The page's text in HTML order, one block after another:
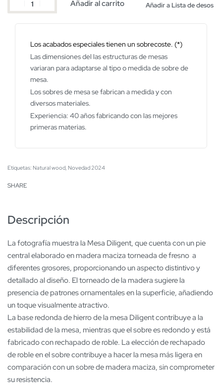
Añadir al carrito Añadir a Lista de desos
Los acabados especiales tienen un sobrecoste. (*)
Las dimensiones del las estructuras de mesas
variaran para adaptarse al tipo o medida de sobre de
mesa.
Los sobres de mesa se fabrican a medida y con
diversos materiales.
Experiencia: 40 años fabricando con las mejores
primeras materias.
Etiquetas: Natural wood, Novedad 2024
SHARE
Descripción
La fotografía muestra la Mesa Diligent, que cuenta con un pie
central elaborado en madera maciza torneada de fresno a
diferentes grosores, proporcionando un aspecto distintivo y
detallado al diseño. El torneado de la madera sugiere la
presencia de patrones ornamentales en la superficie, añadiendo
un toque visualmente atractivo.
La base redonda de hierro de la mesa Diligent contribuye a la
estabilidad de la mesa, mientras que el sobre es redondo y está
fabricado con rechapado de roble. La elección de rechapado
de roble en el sobre contribuye a hacer la mesa más ligera en
comparación con un sobre de madera maciza, sin comprometer
su resistencia.